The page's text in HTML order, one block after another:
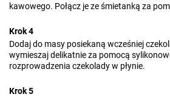
kawowego. Połącz je ze śmietanką za
Krok 4
Dodaj do masy posiekaną wcześniej
wymieszaj delikatnie za pomocą
rozprowadzenia czekolady w płynie.
Krok 5